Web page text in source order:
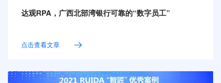
达观RPA，广西北部湾银行可靠的“数字员工”
点击查看文章